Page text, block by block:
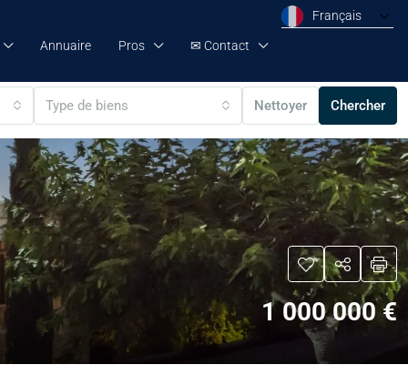
Annuaire Pros ✉ Contact
Français
Type de biens Nettoyer Chercher
1 000 000 €